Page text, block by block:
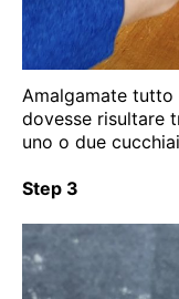
Amalgamate tutto
dovesse risultare
uno o due
Step 3